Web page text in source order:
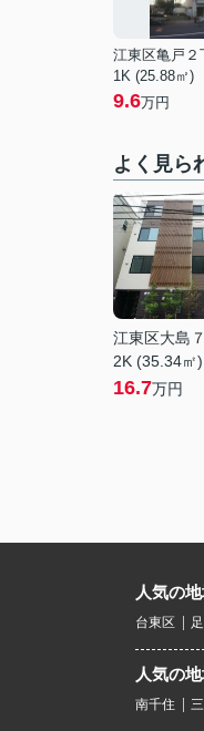
江東区亀戸２
1K (25.88㎡)
9.6万円
よく見ら
江東区大島
2K (35.34㎡)
16.7万円
人気の
台東区
人気の
南千住